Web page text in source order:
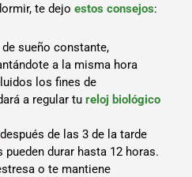
te dejoestos consejos:
sueño constante,
a la misma hora
los fines de
a regular tureloj biológico
después de las 3 de la tarde
durar hasta 12 horas.
o te mantiene